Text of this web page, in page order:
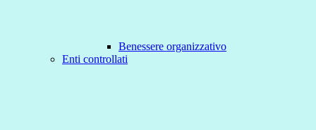
Benessere organizzativo
Enti controllati